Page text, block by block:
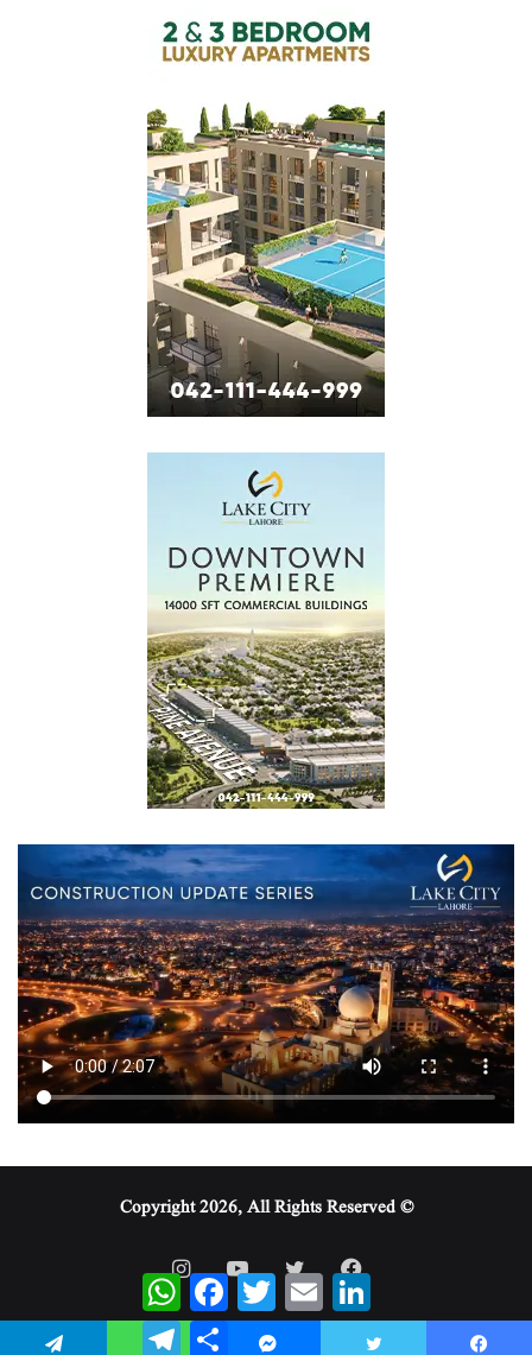
© Copyright 2026, All Rights Reserved
WhatsAppFacebookTwitterEmail
LinkedIn
TelegramShare